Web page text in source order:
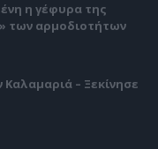
η γέφυρα της
των αρμοδιοτήτων
– Ξεκίνησε